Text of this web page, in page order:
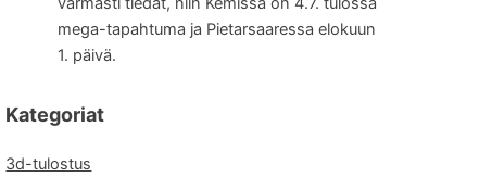
mega-tapahtuma ja Pietarsaaressa elokuun
1. päivä.
Kategoriat
3d-tulostus